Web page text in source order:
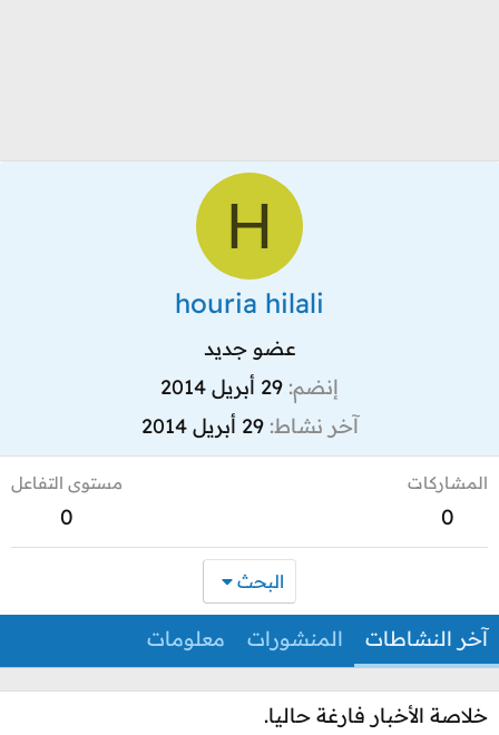
H
houria hilali
عضو جديد
إنضم 29 أبريل 2014
آخر نشاط 29 أبريل 2014
المشاركات
0
مستوى التفاعل
0
البحث
آخر النشاطات المنشورات معلومات
خلاصة الأخبار فارغة حاليا.